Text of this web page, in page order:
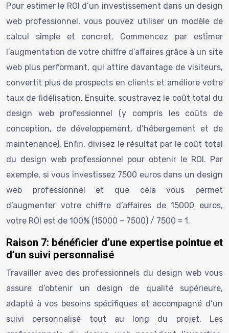
Pour estimer le ROI d’un investissement dans un design
web professionnel, vous pouvez utiliser un modèle de
calcul simple et concret. Commencez par estimer
l’augmentation de votre chiffre d’affaires grâce à un site
web plus performant, qui attire davantage de visiteurs,
convertit plus de prospects en clients et améliore votre
taux de fidélisation. Ensuite, soustrayez le coût total du
design web professionnel (y compris les coûts de
conception, de développement, d’hébergement et de
maintenance). Enfin, divisez le résultat par le coût total
du design web professionnel pour obtenir le ROI. Par
exemple, si vous investissez 7500 euros dans un design
web professionnel et que cela vous permet
d’augmenter votre chiffre d’affaires de 15000 euros,
votre ROI est de 100% (15000 – 7500) / 7500 = 1.
Raison 7: bénéficier d’une expertise pointue et
d’un suivi personnalisé
Travailler avec des professionnels du design web vous
assure d’obtenir un design de qualité supérieure,
adapté à vos besoins spécifiques et accompagné d’un
suivi personnalisé tout au long du projet. Les